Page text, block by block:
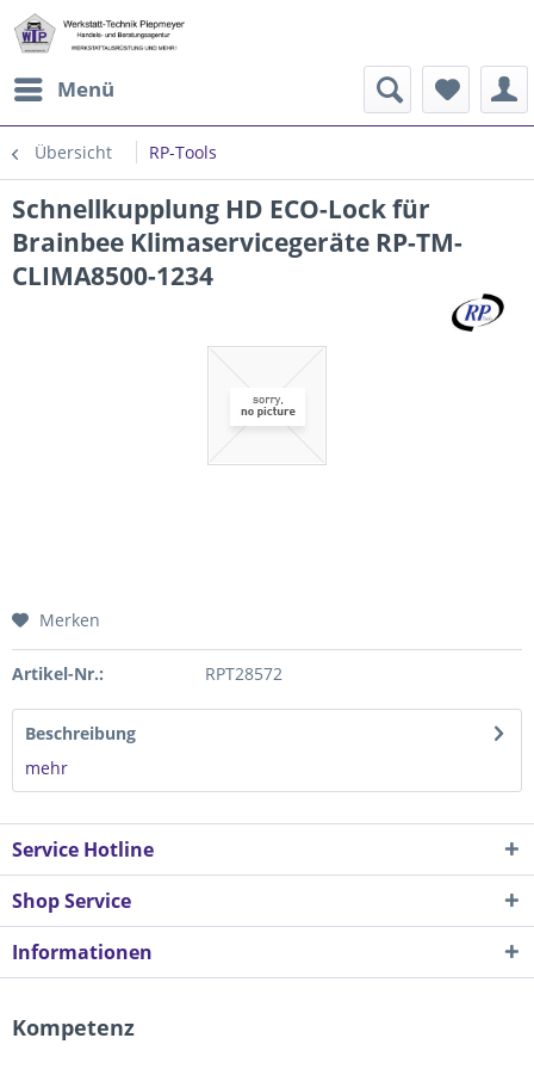
Menü
Übersicht RP-Tools
Schnellkupplung HD ECO-Lock für
Brainbee Klimaservicegeräte RP-TM-
CLIMA8500-1234
Merken
Artikel-Nr.: RPT28572
Beschreibung
mehr
Service Hotline
Shop Service
Informationen
Kompetenz